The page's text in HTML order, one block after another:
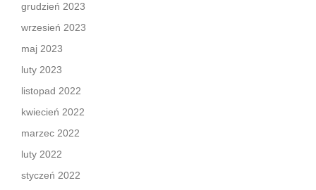
grudzień 2023
wrzesień 2023
maj 2023
luty 2023
listopad 2022
kwiecień 2022
marzec 2022
luty 2022
styczeń 2022